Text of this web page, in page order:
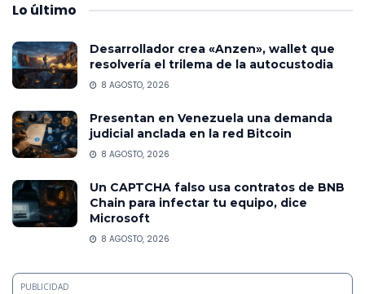
Lo último
Desarrollador crea «Anzen», wallet que
resolvería el trilema de la autocustodia
8 AGOSTO, 2026
Presentan en Venezuela una demanda
judicial anclada en la red Bitcoin
8 AGOSTO, 2026
Un CAPTCHA falso usa contratos de BNB
Chain para infectar tu equipo, dice
Microsoft
8 AGOSTO, 2026
PUBLICIDAD